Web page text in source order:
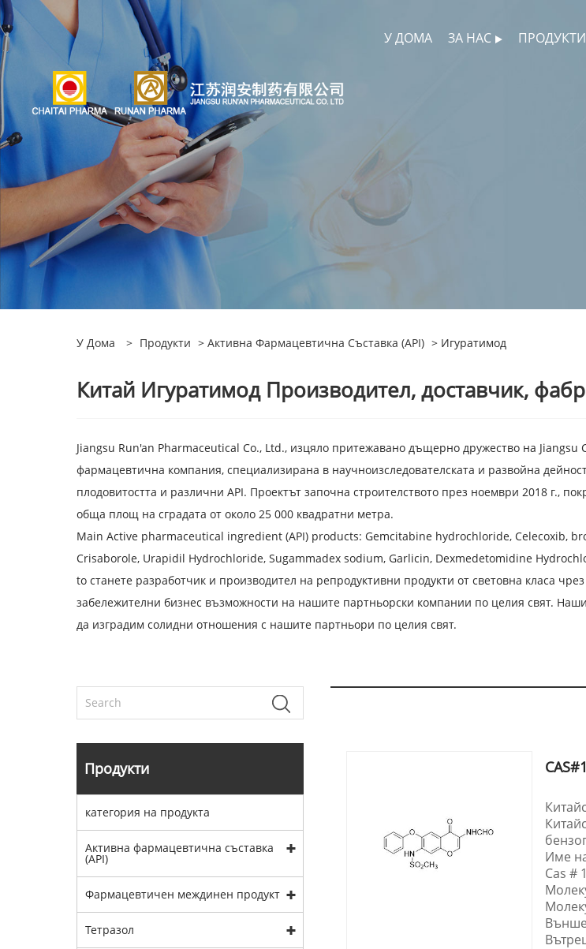
У ДОМА ЗА НАС ПРОДУКТИ
У Дома > Продукти > Активна Фармацевтична Съставка (API) > Игуратимод
Китай Игуратимод Производител, доставчик,
Jiangsu Run'an Pharmaceutical Co., Ltd., изцяло притежавано дъщерно дружество на
фармацевтична компания, специализирана в научноизследователската и развойна
плодовитостта и различни API. Проектът започна строителството през ноември 2018 г.,
обща площ на сградата от около 25 000 квадратни метра.
Main Active pharmaceutical ingredient (API) products: Gemcitabine hydrochloride, Celecoxib,
Crisaborole, Urapidil Hydrochloride, Sugammadex sodium, Garlicin, Dexmedetomidine
to станете разработчик и производител на репродуктивни продукти от световна класа
забележителни бизнес възможности на нашите партньорски компании по целия свят.
да изградим солидни отношения с нашите партньори по целия свят.
Продукти
категория на продукта
Активна фармацевтична съставка
(API)
Фармацевтичен междинен продукт
Тетразол
Име
Cas #